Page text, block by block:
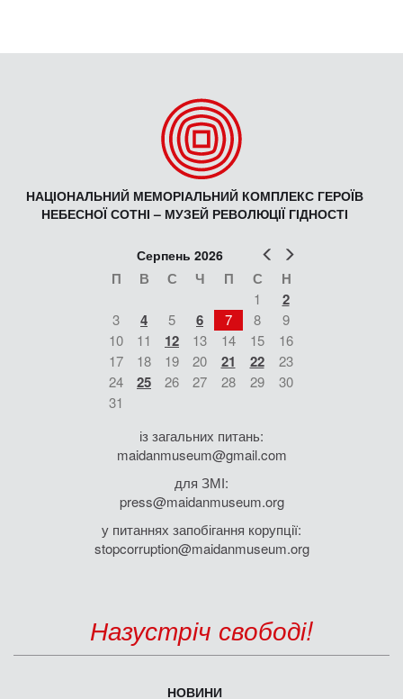
НАЦІОНАЛЬНИЙ МЕМОРІАЛЬНИЙ КОМПЛЕКС ГЕРОЇВ
НЕБЕСНОЇ СОТНІ – МУЗЕЙ РЕВОЛЮЦІЇ ГІДНОСТІ
Попер
Серпень 2026
П В С Ч П С Н
1 2
3 4 5 6 7 8
9
10
11 12 13 14 15
16
17
18 19 20 21 22
23
24
25 26 27 28 29
30
31
із загальних питань:
maidanmuseum@gmail.com
для ЗМІ:
press@maidanmuseum.org
у питаннях запобігання корупції:
stopcorruption@maidanmuseum.org
Назустріч свободі!
НОВИНИ